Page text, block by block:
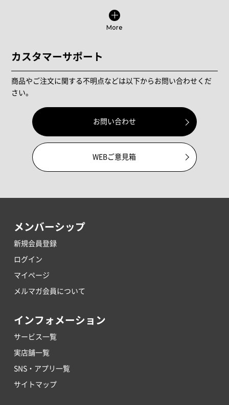
More
カスタマーサポート
商品やご注文に関する不明点などは以下からお問い合わせくだ
さい。
お問い合わせ
WEBご意見箱
メンバーシップ
新規会員登録
ログイン
マイページ
メルマガ会員について
インフォメーション
サービス一覧
実店舗一覧
SNS・アプリ一覧
サイトマップ